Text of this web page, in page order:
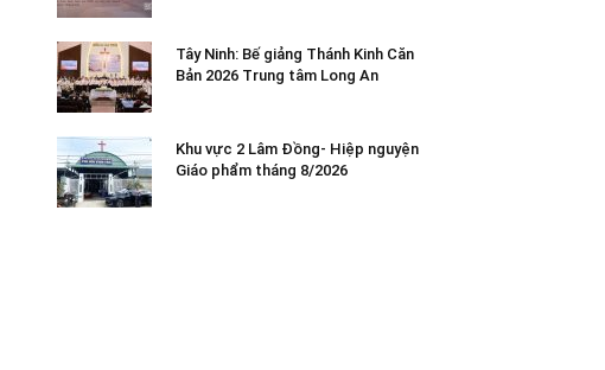
Tây Ninh: Bế giảng Thánh Kinh Căn
Bản 2026 Trung tâm Long An
Khu vực 2 Lâm Đồng- Hiệp nguyện
Giáo phẩm tháng 8/2026